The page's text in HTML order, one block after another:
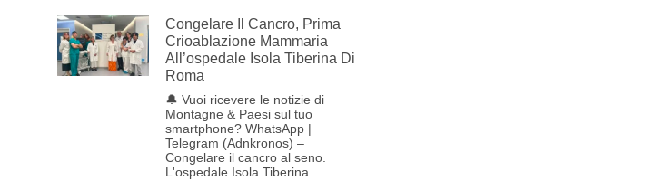
Congelare Il Cancro, Prima
Crioablazione Mammaria
All’ospedale Isola Tiberina Di
Roma
🔔 Vuoi ricevere le notizie di
Montagne & Paesi sul tuo
smartphone? WhatsApp |
Telegram (Adnkronos) –
Congelare il cancro al seno.
L'ospedale Isola Tiberina